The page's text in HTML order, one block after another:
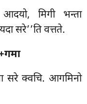
मिगी भन्ता
सरे’’ति वत्तते.
सरे क्वचि. आगमिनो